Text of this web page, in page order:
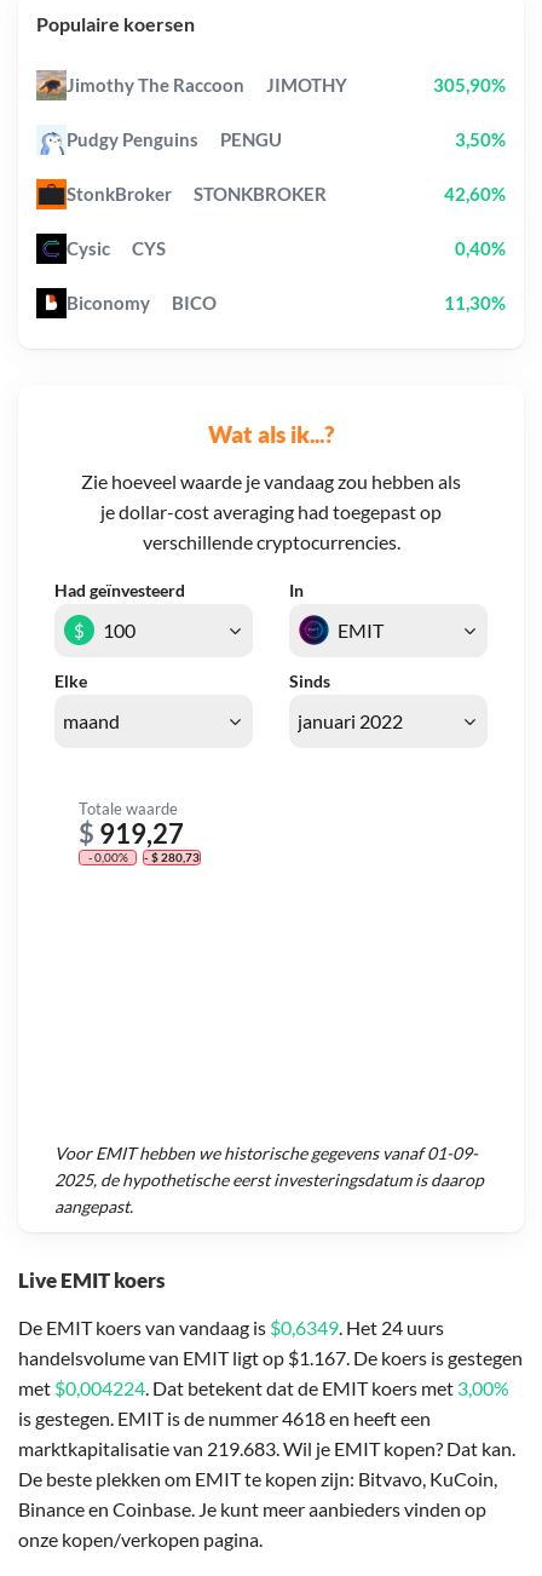
Live EMIT koers
De EMIT koers van vandaag is $0,6349. Het 24 uurs
handelsvolume van EMIT ligt op $1.167. De koers is gestegen
met $0,004224. Dat betekent dat de EMIT koers met 3,00%
is gestegen. EMIT is de nummer 4618 en heeft een
marktkapitalisatie van 219.683. Wil je EMIT kopen? Dat kan.
De beste plekken om EMIT te kopen zijn: Bitvavo, KuCoin,
Binance en Coinbase. Je kunt meer aanbieders vinden op
onze kopen/verkopen pagina.
Wat als ik...?
Zie hoeveel waarde je vandaag zou hebben als
je dollar-cost averaging had toegepast op
verschillende cryptocurrencies.
Had geïnvesteerd In
Elke Sinds
$
Totale waarde
$ 919,27
- 0,00% - $ 280,73
VoorEMIThebben we historische gegevens vanaf01-09-
2025, de hypothetische eerst investeringsdatum is daarop
aangepast.
Populaire koersen
Jimothy The Raccoon JIMOTHY 305,90%
Pudgy Penguins PENGU 3,50%
StonkBroker STONKBROKER 42,60%
Cysic CYS 0,40%
Biconomy BICO 11,30%